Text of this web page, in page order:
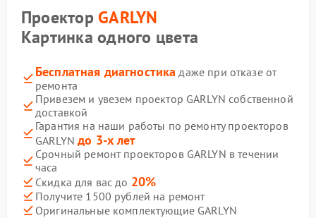
Проектор GARLYN
Картинка одного цвета
Бесплатная диагностика даже при отказе от
ремонта
Привезем и увезем проектор GARLYN собственной
доставкой
Гарантия на наши работы по ремонту проекторов
GARLYNдо 3-х лет
Срочный ремонт проекторов GARLYN в течении
часа
Скидка для вас до 20%
Получите 1500 рублей на ремонт
Оригинальные комплектующие GARLYN